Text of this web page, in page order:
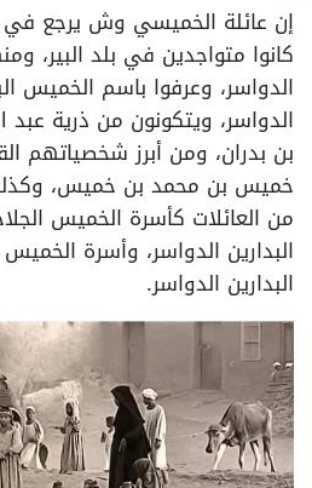
إن عائلة الخميسي وش يرجع في
كانوا متواجدين في بلد البير،
الدواسر، وعرفوا باسم الخميس
الدواسر، ويتكونون من ذرية
بن بدران، ومن أبرز شخصياتهم
خميس بن محمد بن خميس،
من العائلات كأسرة الخميس
البدارين الدواسر، وأسرة
البدارين الدواسر.